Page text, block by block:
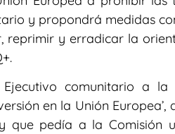
y propondrá medidas
reprimir y erradicar la
comunitario a la
en la Unión Europea’,
que pedía a la